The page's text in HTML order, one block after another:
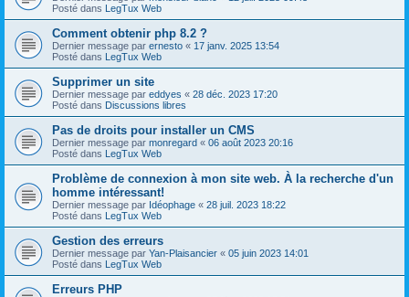
Posté dans LegTux Web
Comment obtenir php 8.2 ?
Dernier message par ernesto « 17 janv. 2025 13:54
Posté dans LegTux Web
Supprimer un site
Dernier message par eddyes « 28 déc. 2023 17:20
Posté dans Discussions libres
Pas de droits pour installer un CMS
Dernier message par monregard « 06 août 2023 20:16
Posté dans LegTux Web
Problème de connexion à mon site web. À la recherche d'un
homme intéressant!
Dernier message par Idéophage « 28 juil. 2023 18:22
Posté dans LegTux Web
Gestion des erreurs
Dernier message par Yan-Plaisancier « 05 juin 2023 14:01
Posté dans LegTux Web
Erreurs PHP